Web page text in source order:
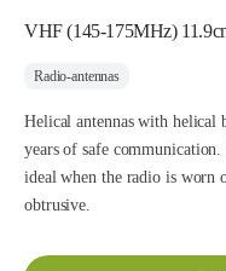
VHF (145-175MHz)
Radio-antennas
Helical antennas with helical
years of safe communication.
ideal when the radio is worn
obtrusive.